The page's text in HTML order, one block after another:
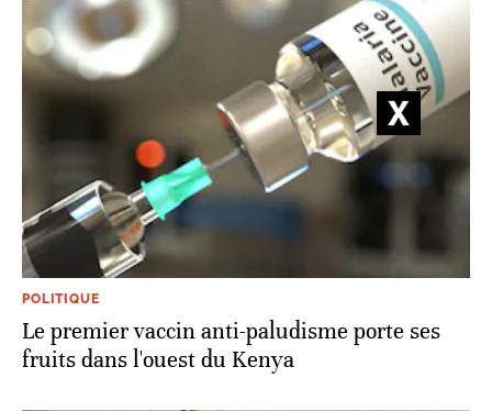
POLITIQUE
Le premier vaccin anti-paludisme porte ses
fruits dans l'ouest du Kenya